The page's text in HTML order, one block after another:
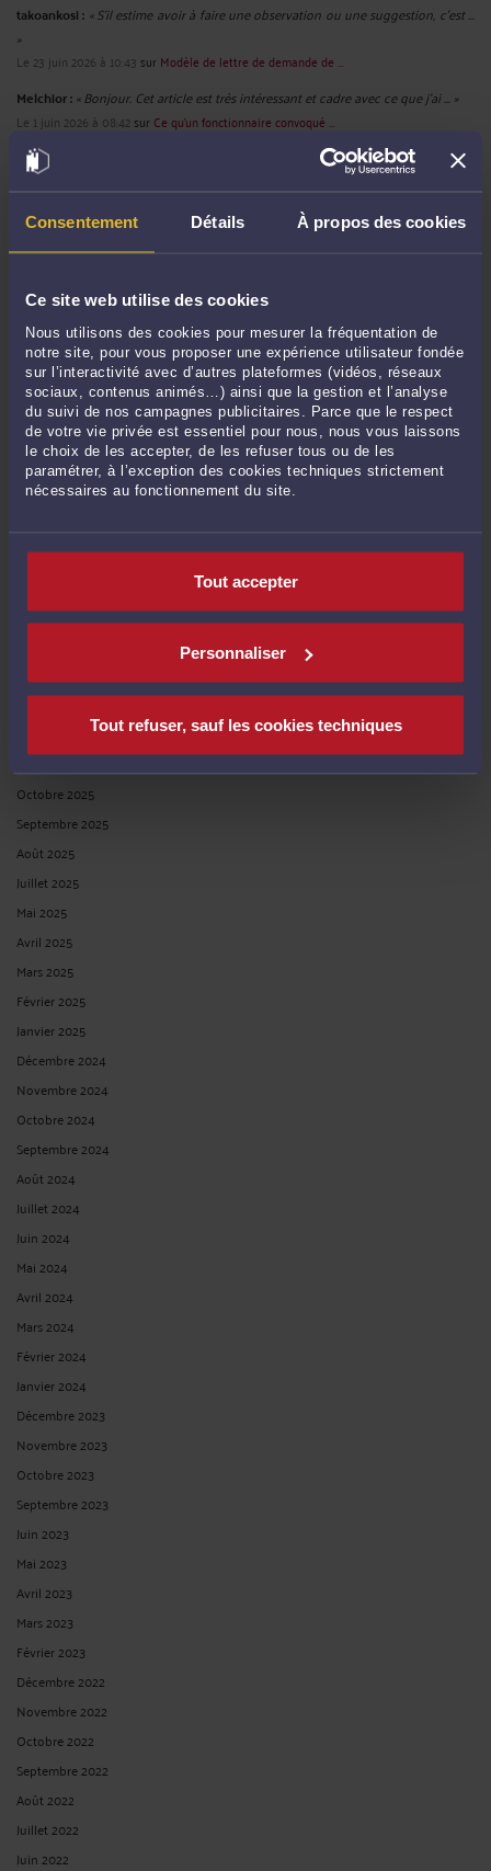
Consentement Détails À propos des cookies
Ce site web utilise des cookies
Nous utilisons des cookies pour mesurer la fréquentation de
notre site, pour vous proposer une expérience utilisateur fondée
sur l’interactivité avec d’autres plateformes (vidéos, réseaux
sociaux, contenus animés…) ainsi que la gestion et l’analyse
du suivi de nos campagnes publicitaires. Parce que le respect
de votre vie privée est essentiel pour nous, nous vous laissons
le choix de les accepter, de les refuser tous ou de les
paramétrer, à l’exception des cookies techniques strictement
nécessaires au fonctionnement du site.
Tout accepter
Personnaliser
Tout refuser, sauf les cookies techniques
takoankosi : « S’il estime avoir à faire une observation ou une suggestion, c’est ...
»
Le 23 juin 2026 à 10:43 sur Modèle de lettre de demande de ...
Melchior :« Bonjour. Cet article est très intéressant et cadre avec ce que j'ai ... »
Le 1 juin 2026 à 08:42sur Ce qu’un fonctionnaire convoqué ...
Sprunki Mods :
« Pour présenter une requête en sursis à exécution devant la
CAA, ... »
RECHERCHE
Publié du au
ARCHIVES
Juillet 2026
Janvier 2026
Décembre 2025
Octobre 2025
Septembre 2025
Août 2025
Juillet 2025
Mai 2025
Avril 2025
Mars 2025
Février 2025
Janvier 2025
Décembre 2024
Novembre 2024
Octobre 2024
Septembre 2024
Août 2024
Juillet 2024
Juin 2024
Mai 2024
Avril 2024
Mars 2024
Février 2024
Janvier 2024
Décembre 2023
Novembre 2023
Octobre 2023
Septembre 2023
Juin 2023
Mai 2023
Avril 2023
Mars 2023
Février 2023
Décembre 2022
Novembre 2022
Octobre 2022
Septembre 2022
Août 2022
Juillet 2022
Juin 2022